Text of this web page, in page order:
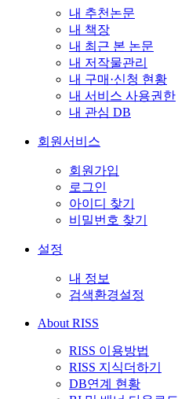
내 추천논문
내 책장
내 최근 본 논문
내 저작물관리
내 구매·신청 현황
내 서비스 사용권한
내 관심 DB
회원서비스
회원가입
로그인
아이디 찾기
비밀번호 찾기
설정
내 정보
검색환경설정
About RISS
RISS 이용방법
RISS 지식더하기
DB연계 현황